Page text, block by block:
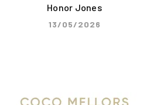
Honor Jones
13/05/2026